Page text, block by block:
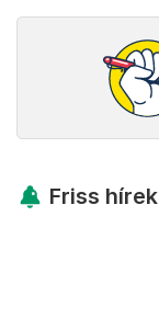
Friss hírek